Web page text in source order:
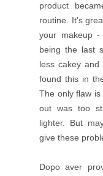
product
routine. It's
your makeup
being the last
less cakey
found this in
The only flaw
out was too
lighter. But
give these
Dopo aver